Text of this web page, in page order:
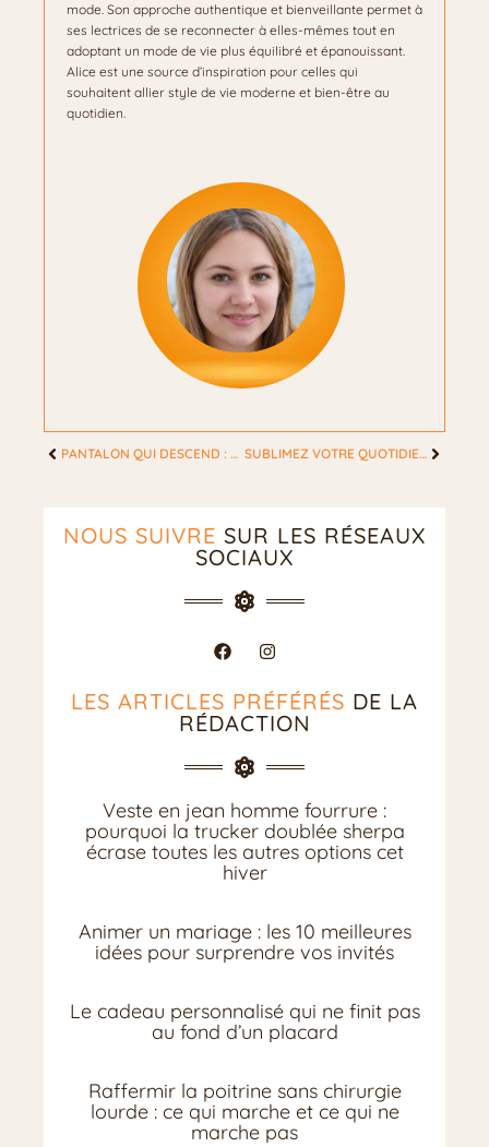
mode. Son approche authentique et bienveillante permet à
ses lectrices de se reconnecter à elles-mêmes tout en
adoptant un mode de vie plus équilibré et épanouissant.
Alice est une source d’inspiration pour celles qui
souhaitent allier style de vie moderne et bien-être au
quotidien.
PANTALON QUI DESCEND : ASTUCES PRATIQUES POUR UN CONFORT FÉMININ OPTIMAL SUBLIMEZ VOTRE QUOTIDIEN: L’ART AU CŒUR DE LA BOX QUE J’ADORE PARIS POUR FEMMES MODERNES
NOUS SUIVRE SUR LES RÉSEAUX
SOCIAUX
LES ARTICLES PRÉFÉRÉS DE LA
RÉDACTION
Veste en jean homme fourrure :
pourquoi la trucker doublée sherpa
écrase toutes les autres options cet
hiver
Animer un mariage : les 10 meilleures
idées pour surprendre vos invités
Le cadeau personnalisé qui ne finit pas
au fond d’un placard
Raffermir la poitrine sans chirurgie
lourde : ce qui marche et ce qui ne
marche pas